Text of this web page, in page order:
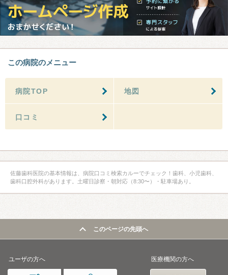
この病院のメニュー
病院TOP 地図
口コミ
佐藤歯科医院の基本情報は、病院口コミ検索カルーでチェック！歯科、小児歯科、
歯科口腔外科があります。土曜日診察・朝対応（8:30〜）・駐車場あり。
このページの先頭へ
ユーザの方へ 医療機関の方へ